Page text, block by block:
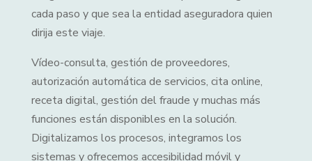
cada paso y que sea la entidad aseguradora quien
dirija este viaje.
Vídeo-consulta, gestión de proveedores,
autorización automática de servicios, cita online,
receta digital, gestión del fraude y muchas más
funciones están disponibles en la solución.
Digitalizamos los procesos, integramos los
sistemas y ofrecemos accesibilidad móvil y